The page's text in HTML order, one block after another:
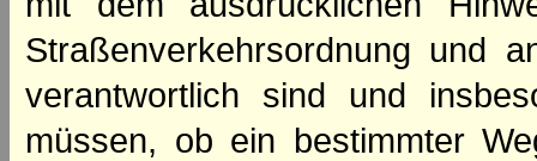
Straßenverkehrsordnung und
verantwortlich sind und
müssen, ob ein bestimmter